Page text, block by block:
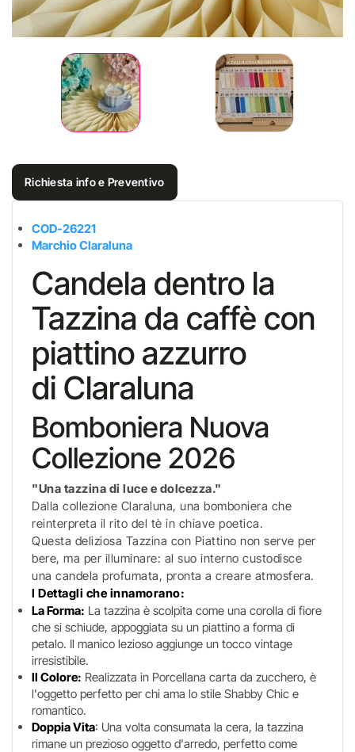
Richiesta info e Preventivo
COD-26221
Marchio Claraluna
Candela dentro la
Tazzina da caffè con
piattino azzurro
di Claraluna
Bomboniera Nuova
Collezione 2026
"Una tazzina di luce e dolcezza."
Dalla collezione Claraluna, una bomboniera che
reinterpreta il rito del tè in chiave poetica.
Questa deliziosa Tazzina con Piattino non serve per
bere, ma per illuminare: al suo interno custodisce
una candela profumata, pronta a creare atmosfera.
I Dettagli che innamorano:
La Forma: La tazzina è scolpita come una corolla di fiore
che si schiude, appoggiata su un piattino a forma di
petalo. Il manico lezioso aggiunge un tocco vintage
irresistibile.
Il Colore: Realizzata in Porcellana carta da zucchero, è
l'oggetto perfetto per chi ama lo stile Shabby Chic e
romantico.
Doppia Vita: Una volta consumata la cera, la tazzina
rimane un prezioso oggetto d'arredo, perfetto come